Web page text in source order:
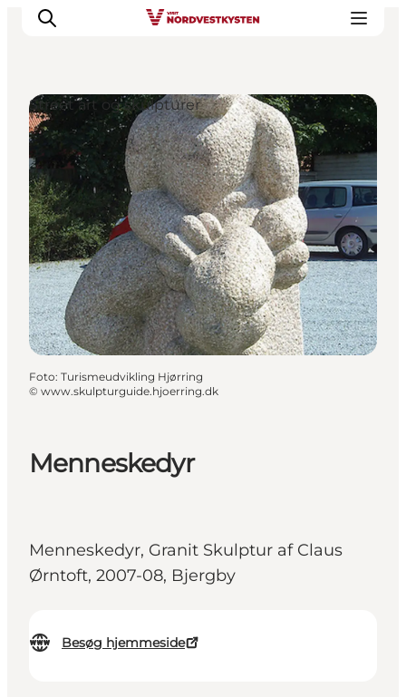
Feriesteder
Inspiration
Handicapvenlig ferie
Events
Overnatning
Planlæg din ferie
Menneskedyr
Menneskedyr, Granit Skulptur af Claus
Ørntoft, 2007-08, Bjergby
Besøg hjemmeside
Street art og skulpturer
Foto: Turismeudvikling Hjørring
© www.skulpturguide.hjoerring.dk